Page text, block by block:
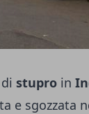
stupro in
e sgozzata